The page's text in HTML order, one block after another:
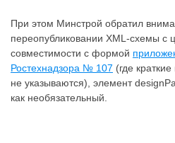
При этом Минстрой обратил
переопубликовании XML-схемы с
совместимости с формой
Ростехнадзора № 107 (где
не указываются), элемент
как необязательный.